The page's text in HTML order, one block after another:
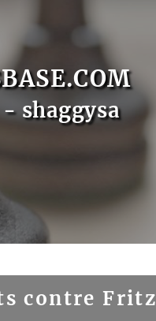
shaggysa
contre Fritz